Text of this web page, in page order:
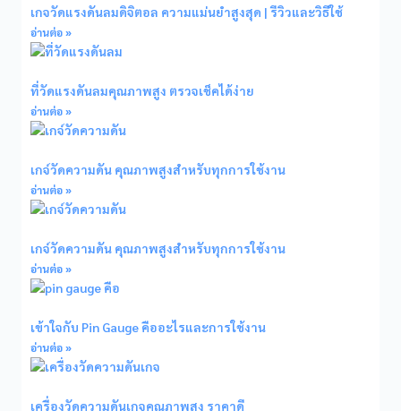
เกจวัดแรงดันลมดิจิตอล ความแม่นยำสูงสุด | รีวิวและวิธีใช้
อ่านต่อ »
ที่วัดแรงดันลมคุณภาพสูง ตรวจเช็คได้ง่าย
อ่านต่อ »
เกจ์วัดความดัน คุณภาพสูงสำหรับทุกการใช้งาน
อ่านต่อ »
เกจ์วัดความดัน คุณภาพสูงสำหรับทุกการใช้งาน
อ่านต่อ »
เข้าใจกับ Pin Gauge คืออะไรและการใช้งาน
อ่านต่อ »
เครื่องวัดความดันเกจคุณภาพสูง ราคาดี